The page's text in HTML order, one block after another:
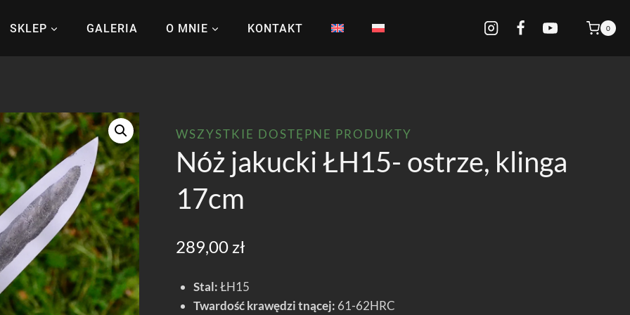
SKLEP GALERIA O MNIE KONTAKT 0
WSZYSTKIE DOSTĘPNE PRODUKTY
Nóż jakucki ŁH15- ostrze, klinga
17cm
289,00 zł
Stal:ŁH15
Twardość krawędzi tnącej: 61-62HRC